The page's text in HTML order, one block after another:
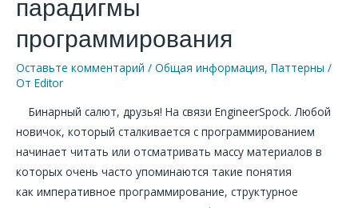
парадигмы
программирования
Оставьте комментарий / Общая информация, Паттерны /
От Editor
Бинарный салют, друзья! На связи EngineerSpock. Любой
новичок, который сталкивается с программированием
начинает читать или отсматривать массу материалов в
которых очень часто упоминаются такие понятия
как императивное программирование, структурное
парадигмы